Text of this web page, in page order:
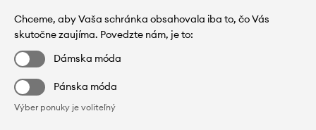
Chceme, aby Vaša schránka obsahovala iba to, čo Vás
skutočne zaujíma. Povedzte nám, je to:
Dámska móda
Pánska móda
Výber ponuky je voliteľný